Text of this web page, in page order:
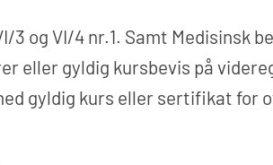
og VI/4 nr.1. Samt Medisinsk
eller gyldig kursbevis på
gyldig kurs eller sertifikat for